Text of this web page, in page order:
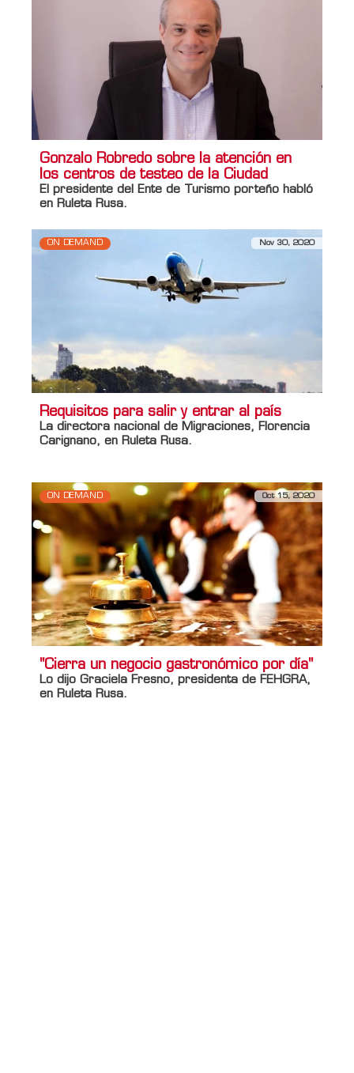
Gonzalo Robredo sobre la atención en
los centros de testeo de la Ciudad
El presidente del Ente de Turismo porteño habló
en Ruleta Rusa.
ON DEMAND Nov 30, 2020
Requisitos para salir y entrar al país
La directora nacional de Migraciones, Florencia
Carignano, en Ruleta Rusa.
ON DEMAND Oct 15, 2020
"Cierra un negocio gastronómico por día"
Lo dijo Graciela Fresno, presidenta de FEHGRA,
en Ruleta Rusa.